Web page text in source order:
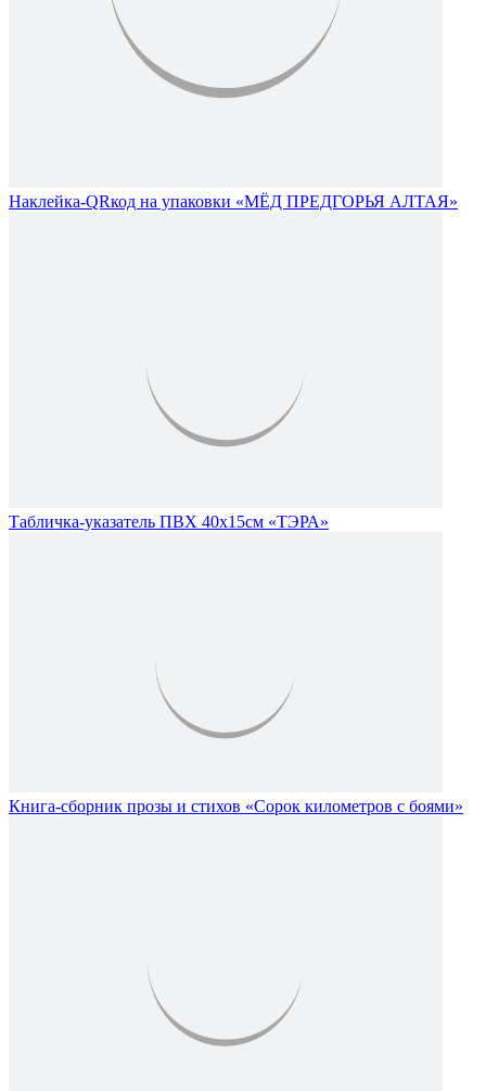
Наклейка-QRкод на упаковки «МЁД ПРЕДГОРЬЯ АЛТАЯ»
Табличка-указатель ПВХ 40х15см «ТЭРА»
Книга-сборник прозы и стихов «Сорок километров с боями»